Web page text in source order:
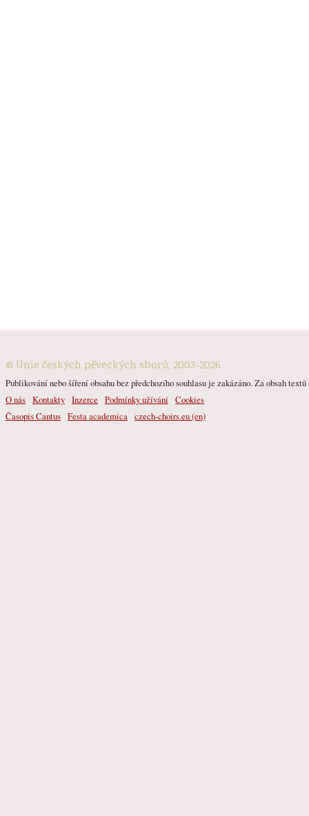
© Unie českých pěveckých sborů, 2003-2026
Publikování nebo šíření obsahu bez předchozího souhlasu je zakázáno. Za obsah
O nás Kontakty Inzerce Podmínky užívání Cookies
Časopis Cantus Festa academica czech-choirs.eu (en)